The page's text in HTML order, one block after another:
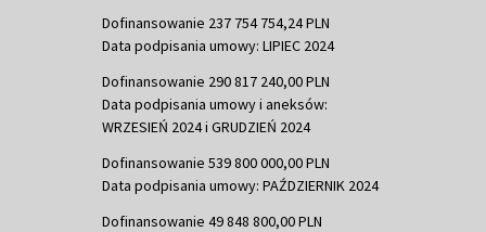
Dofinansowanie 237 754 754,24 PLN
Data podpisania umowy: LIPIEC 2024
Dofinansowanie 290 817 240,00 PLN
Data podpisania umowy i aneksów:
WRZESIEŃ 2024 i GRUDZIEŃ 2024
Dofinansowanie 539 800 000,00 PLN
Data podpisania umowy: PAŹDZIERNIK 2024
Dofinansowanie 49 848 800,00 PLN